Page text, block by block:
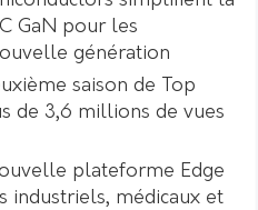
GaN pour les
génération
saison de Top
de 3,6 millions de vues
plateforme Edge
industriels, médicaux et